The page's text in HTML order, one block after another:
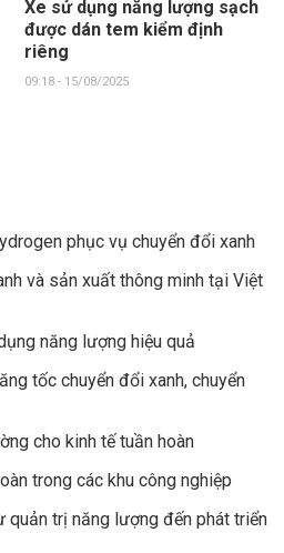
Xe sử dụng năng lượng sạch
được dán tem kiểm định
riêng
09:18 - 15/08/2025
phục vụ chuyển đổi xanh
và sản xuất thông minh tại Việt
năng lượng hiệu quả
tốc chuyển đổi xanh, chuyển
cho kinh tế tuần hoàn
trong các khu công nghiệp
quản trị năng lượng đến phát triển